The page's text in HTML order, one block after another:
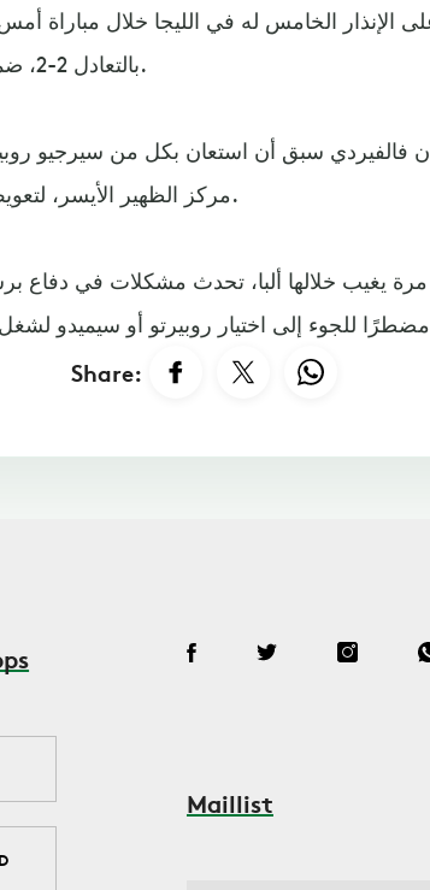
الإنذار الخامس له في الليجا خلال مباراة أمس
بالتعادل 2-2، ضمن منافسات الجولة الـ22.
فالفيردي سبق أن استعان بكل من سيرجيو
مركز الظهير الأيسر، لتعويض ألبا في مباريات سابقة.
يغيب خلالها ألبا، تحدث مشكلات في دفاع
Share:
Maillist